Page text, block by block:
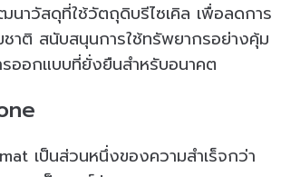
นาวัสดุที่ใช้วัตถุดิบรีไซเคิล เพื่อลดการ
าติ สนับสนุนการใช้ทรัพยากรอย่างคุ้ม
รออกแบบที่ยั่งยืนสำหรับอนาคต
เป็นส่วนหนึ่งของความสำเร็จกว่า